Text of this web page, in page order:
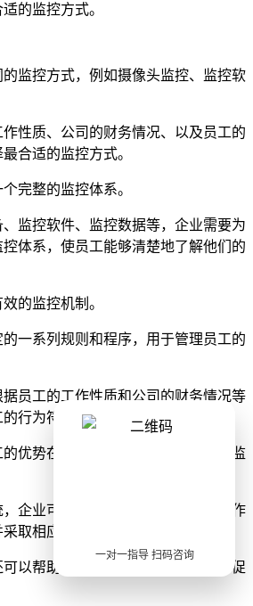
一对一指导 扫码咨询
的监控方式。
监控方式，例如摄像头监控、监控软
性质、公司的财务情况、以及员工的
合适的监控方式。
完整的监控体系。
监控软件、监控数据等，企业需要为
体系，使员工能够清楚地了解他们的
的监控机制。
一系列规则和程序，用于管理员工的
员工的工作性质和公司的财务情况等
行为符合公司的期望。
优势在于，它可以帮助企业有效地监
企业可以实时了解员工的行为和工作
取相应措施。
以帮助企业提高员工的工作效率，促